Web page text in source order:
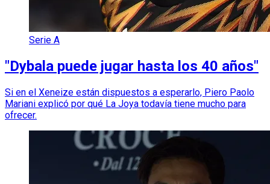
Serie A
"Dybala puede jugar hasta los 40 años"
Si en el Xeneize están dispuestos a esperarlo, Piero Paolo
Mariani explicó por qué La Joya todavía tiene mucho para
ofrecer.